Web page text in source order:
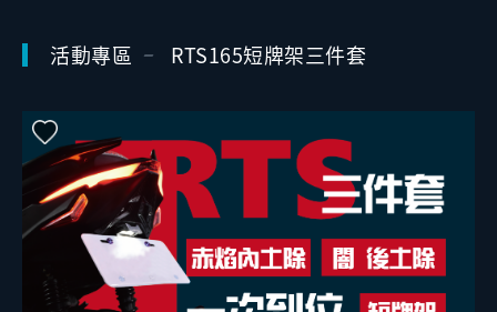
活動專區 RTS165短牌架三件套